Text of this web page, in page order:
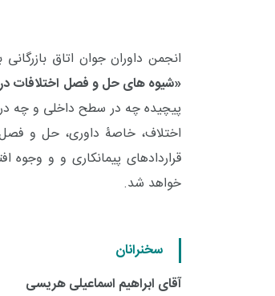
انجمن داوران جوان اتاق بازرگانی
«شیوه های حل و فصل اختلافات در
پیچیده چه در سطح داخلی و چه
اختلاف، خاصۀ داوری، حل و
قراردادهای پیمانکاری و و وجوه
خواهد شد.
سخنرانان
آقای ابراهیم اسماعیلی هریسی